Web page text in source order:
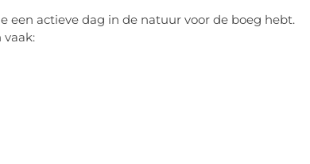
een actieve dag in de natuur voor de boeg hebt.